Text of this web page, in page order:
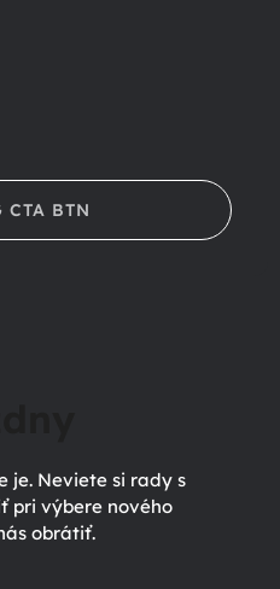
CTA BTN
je. Neviete si rady s
pri výbere nového
obrátiť.